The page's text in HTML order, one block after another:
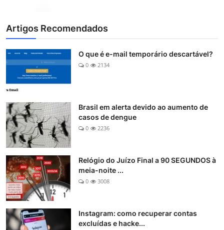
Artigos Recomendados
O que é e-mail temporário descartável?
0 2134
Brasil em alerta devido ao aumento de
casos de dengue
0 2236
Relógio do Juízo Final a 90 SEGUNDOS à
meia-noite ...
0 3008
Instagram: como recuperar contas
excluídas e hacke...